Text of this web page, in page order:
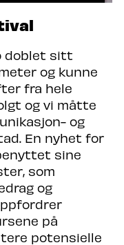
doblet sitt
og kunne
fra hele
og vi måtte
og
En nyhet for
sine
som
og
på
potensielle